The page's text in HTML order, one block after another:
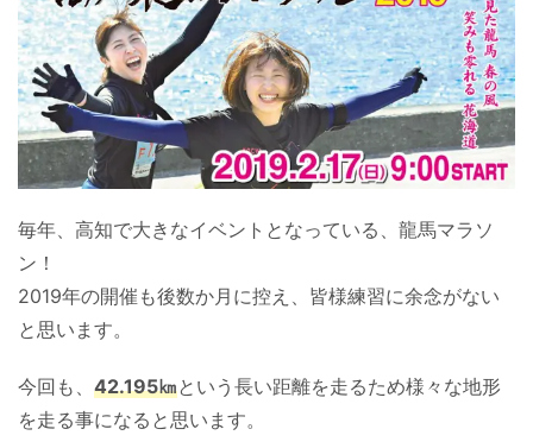
毎年、高知で大きなイベントとなっている、龍馬マラソ
ン！
2019年の開催も後数か月に控え、皆様練習に余念がない
と思います。
今回も、 42.195㎞という長い距離を走るため様々な地形
を走る事になると思います。